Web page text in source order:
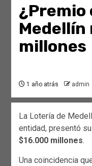
¿Premio
Medellín
millones
1 año atrás admin
La Lotería de
entidad, presentó su
$16.000 millones.
Una coincidencia